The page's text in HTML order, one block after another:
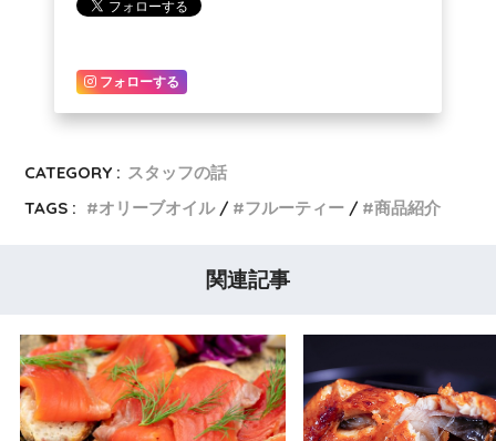
フォローする
CATEGORY : スタッフの話
TAGS :
オリーブオイル フルーティー 商品紹介
関連記事